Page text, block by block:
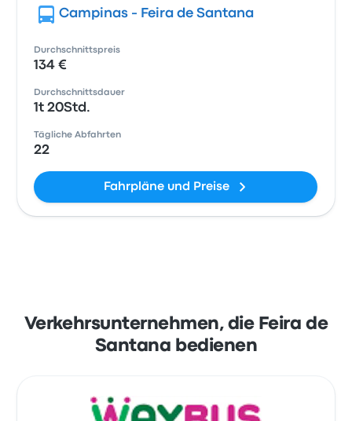
Campinas - Feira de Santana
Durchschnittspreis
134 €
Durchschnittsdauer
1t 20Std.
Tägliche Abfahrten
22
Fahrpläne und Preise
Verkehrsunternehmen, die Feira de
Santana bedienen